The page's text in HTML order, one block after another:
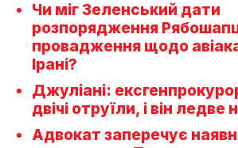
Чи міг Зеленський дати
розпорядження
провадження щодо
Ірані?
Джуліані:
двічі отруїли, і він ледве
Адвокат заперечує